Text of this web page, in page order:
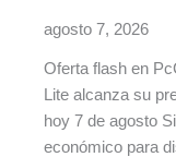
agosto 7, 2026
Oferta flash en
Lite alcanza su
hoy 7 de agosto
económico para